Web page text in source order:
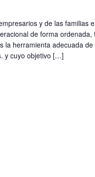
y de las familias
de forma
herramienta adecuada de
y cuyo objetivo […]